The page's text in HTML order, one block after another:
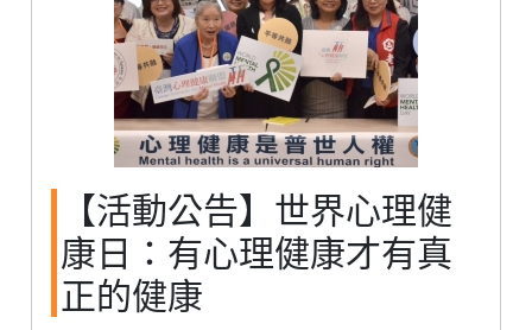
【活動公告】世界心理健
康日：有心理健康才有真
正的健康